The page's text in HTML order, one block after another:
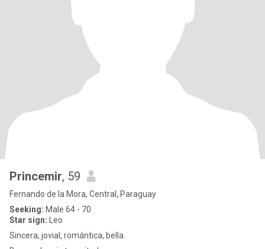
Princemir, 59
Fernando de la Mora, Central, Paraguay
Seeking: Male 64 - 70
Star sign: Leo
Sincera, jovial, romántica, bella.